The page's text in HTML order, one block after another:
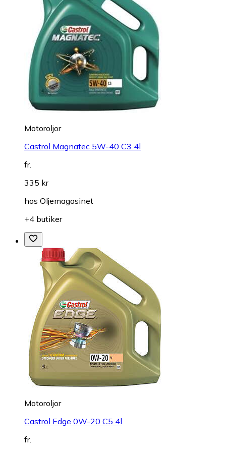
Motoroljor
Castrol Magnatec 5W-40 C3 4l
fr.
335 kr
hos Oljemagasinet
+4 butiker
Motoroljor
Castrol Edge 0W-20 C5 4l
fr.